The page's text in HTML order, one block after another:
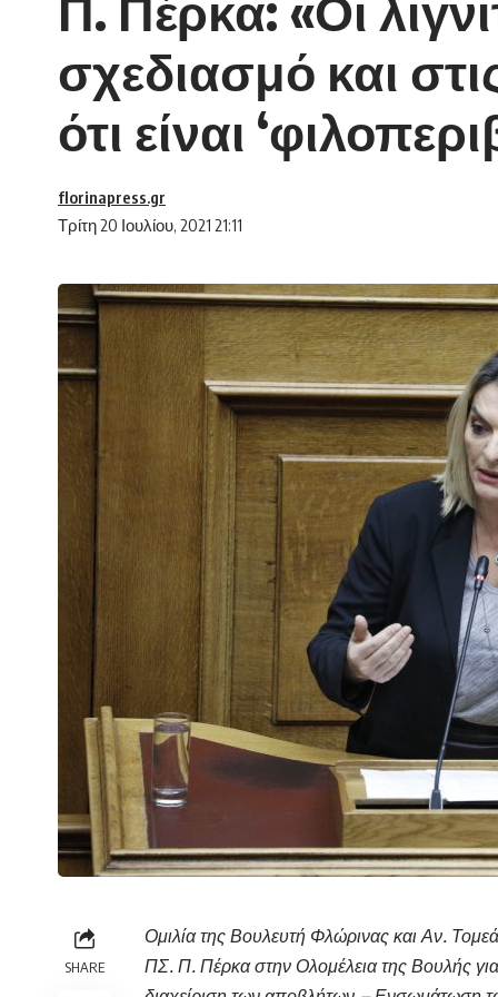
σχεδιασμό και
ότι είναι
Τρίτη 20 Ιουλίου, 2021 21:11
florinapress.gr
SHARE
Ομιλία της Βουλευτή Φλώρινας και Αν.
ΠΣ. Π. Πέρκα στην Ολομέλεια της Βουλής